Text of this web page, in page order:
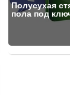
Полусухая
пола под